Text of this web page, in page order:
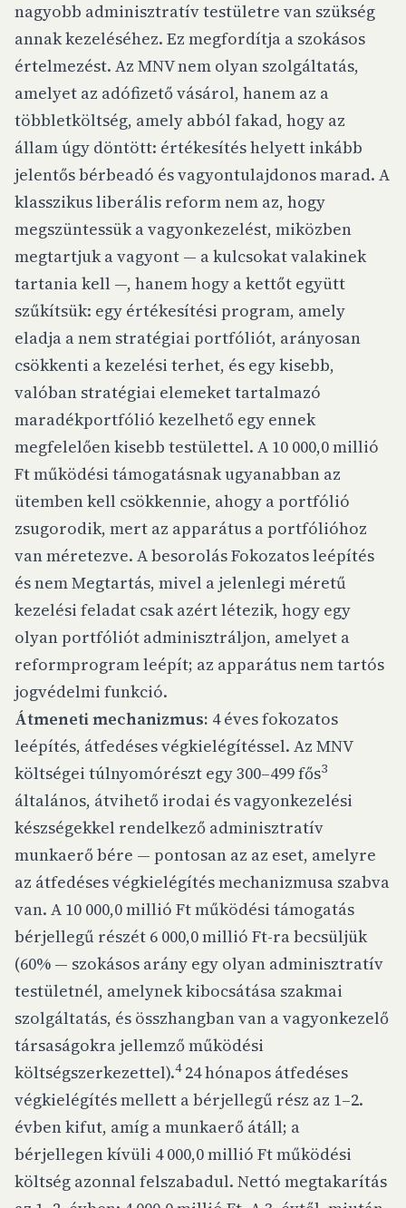
nagyobb adminisztratív testületre van szükség
annak kezeléséhez. Ez megfordítja a szokásos
értelmezést. Az MNV nem olyan szolgáltatás,
amelyet az adófizető vásárol, hanem az a
többletköltség, amely abból fakad, hogy az
állam úgy döntött: értékesítés helyett inkább
jelentős bérbeadó és vagyontulajdonos marad. A
klasszikus liberális reform nem az, hogy
megszüntessük a vagyonkezelést, miközben
megtartjuk a vagyont — a kulcsokat valakinek
tartania kell —, hanem hogy a kettőt együtt
szűkítsük: egy értékesítési program, amely
eladja a nem stratégiai portfóliót, arányosan
csökkenti a kezelési terhet, és egy kisebb,
valóban stratégiai elemeket tartalmazó
maradékportfólió kezelhető egy ennek
megfelelően kisebb testülettel. A 10 000,0 millió
Ft működési támogatásnak ugyanabban az
ütemben kell csökkennie, ahogy a portfólió
zsugorodik, mert az apparátus a portfólióhoz
van méretezve. A besorolás Fokozatos leépítés
és nem Megtartás, mivel a jelenlegi méretű
kezelési feladat csak azért létezik, hogy egy
olyan portfóliót adminisztráljon, amelyet a
reformprogram leépít; az apparátus nem tartós
jogvédelmi funkció.
Átmeneti mechanizmus: 4 éves fokozatos
leépítés, átfedéses végkielégítéssel. Az MNV
költségei túlnyomórészt egy 300–499 fős3
általános, átvihető irodai és vagyonkezelési
készségekkel rendelkező adminisztratív
munkaerő bére — pontosan az az eset, amelyre
az átfedéses végkielégítés mechanizmusa szabva
van. A 10 000,0 millió Ft működési támogatás
bérjellegű részét 6 000,0 millió Ft-ra becsüljük
(60% — szokásos arány egy olyan adminisztratív
testületnél, amelynek kibocsátása szakmai
szolgáltatás, és összhangban van a vagyonkezelő
társaságokra jellemző működési
költségszerkezettel).424 hónapos átfedéses
végkielégítés mellett a bérjellegű rész az 1–2.
évben kifut, amíg a munkaerő átáll; a
bérjellegen kívüli 4 000,0 millió Ft működési
költség azonnal felszabadul. Nettó megtakarítás